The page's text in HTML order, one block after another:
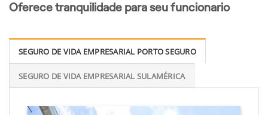
Oferece tranquilidade para seu funcionario
SEGURO DE VIDA EMPRESARIAL PORTO SEGURO
SEGURO DE VIDA EMPRESARIAL SULAMÉRICA